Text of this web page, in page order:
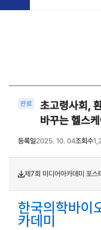
완료
초고령사회,
바꾸는 헬스
등록일2025. 10. 04조회수
제7회 미디어아카데미 포
한국의학바이
카데미